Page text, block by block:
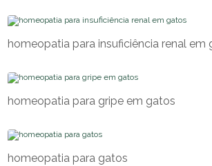
homeopatia para insuficiência renal em
homeopatia para gripe em gatos
homeopatia para gatos